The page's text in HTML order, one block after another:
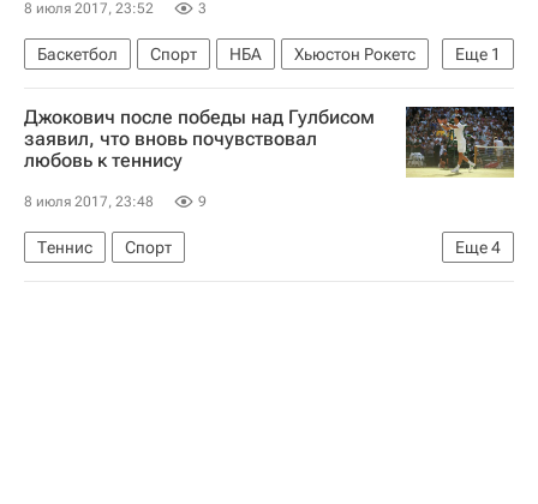
8 июля 2017, 23:52 3
Еще 1
Баскетбол Спорт НБА
Хьюстон Рокетс
Джеймс Харден
Джокович после победы над Гулбисом
заявил, что вновь почувствовал
любовь к теннису
8 июля 2017, 23:48 9
Еще4
Теннис
Спорт
Уимблдонский теннисный турнир в Лондоне, 3-16 июля 2017 года